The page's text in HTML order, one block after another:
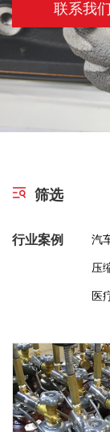
联系我们
筛选
行业案例 汽
压
医